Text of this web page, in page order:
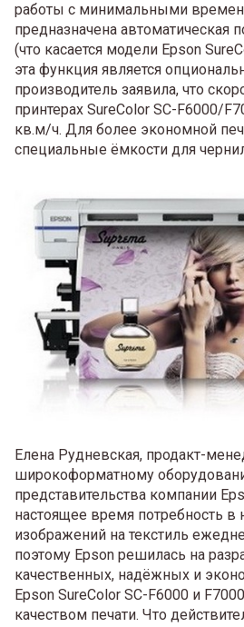
работы с минимальными
предназначена автоматическая
(что касается модели Epson
эта функция является
производитель заявила, что
принтерах SureColor SC-F6000/
кв.м/ч. Для более экономной
специальные ёмкости для
Елена Рудневская, продакт-
широкоформатному
представительства компании
настоящее время потребность в
изображений на текстиль
поэтому Epson решилась на
качественных, надёжных и
Epson SureColor SC-F6000 и
качеством печати. Что